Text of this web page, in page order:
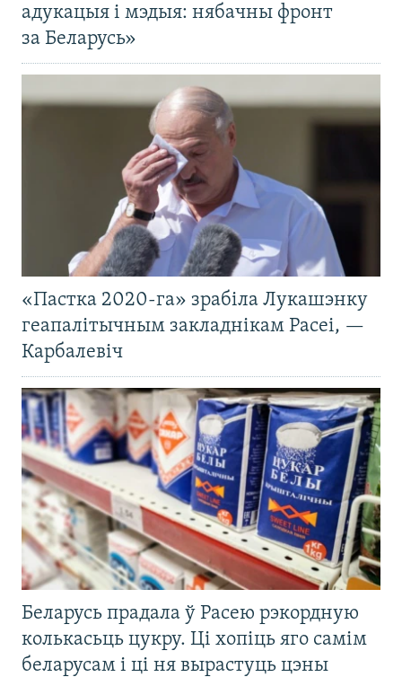
адукацыя і мэдыя: нябачны фронт
за Беларусь»
«Пастка 2020-га» зрабіла Лукашэнку
геапалітычным закладнікам Расеі, —
Карбалевіч
Беларусь прадала ў Расею рэкордную
колькасьць цукру. Ці хопіць яго самім
беларусам і ці ня вырастуць цэны